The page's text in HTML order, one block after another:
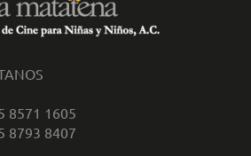
8571 1605
8793 8407